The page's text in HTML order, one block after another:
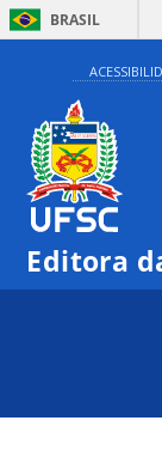
BRASIL
Editora